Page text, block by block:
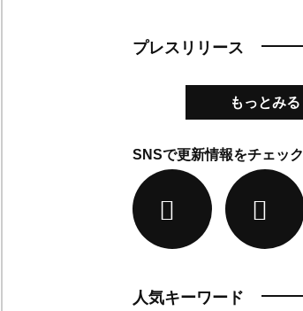
プレスリリース
もっとみる
SNSで更新情報をチェック
人気キーワード